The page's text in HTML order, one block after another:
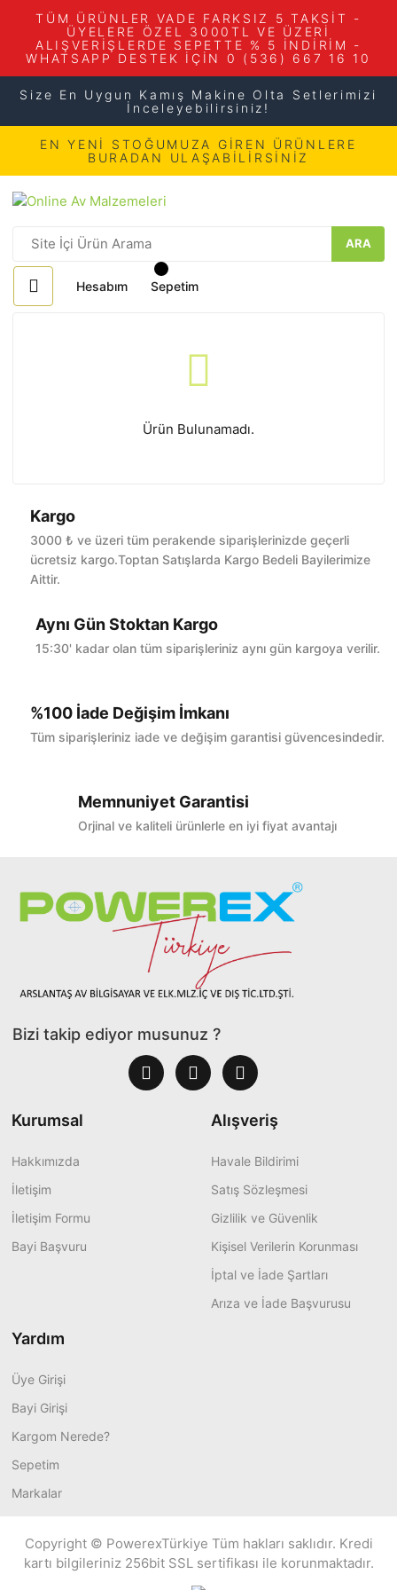
TÜM ÜRÜNLER VADE FARKSIZ 5 TAKSİT -
ÜYELERE ÖZEL 3000TL VE ÜZERİ
ALIŞVERİŞLERDE SEPETTE % 5 İNDİRİM -
WHATSAPP DESTEK İÇİN 0 (536) 667 16 10
Size En Uygun Kamış Makine Olta Setlerimizi
İnceleyebilirsiniz!
EN YENİ STOĞUMUZA GİREN ÜRÜNLERE
BURADAN ULAŞABİLİRSİNİZ
ARA
Hesabım Sepetim
Ürün Bulunamadı.
Kargo
3000 ₺ ve üzeri tüm perakende siparişlerinizde geçerli
ücretsiz kargo.Toptan Satışlarda Kargo Bedeli Bayilerimize
Aittir.
Aynı Gün Stoktan Kargo
15:30' kadar olan tüm siparişleriniz aynı gün kargoya verilir.
%100 İade Değişim İmkanı
Tüm siparişleriniz iade ve değişim garantisi güvencesindedir.
Memnuniyet Garantisi
Orjinal ve kaliteli ürünlerle en iyi fiyat avantajı
Bizi takip ediyor musunuz ?
Kurumsal
Hakkımızda
İletişim
İletişim Formu
Bayi Başvuru
Alışveriş
Havale Bildirimi
Satış Sözleşmesi
Gizlilik ve Güvenlik
Kişisel Verilerin Korunması
İptal ve İade Şartları
Arıza ve İade Başvurusu
Yardım
Üye Girişi
Bayi Girişi
Kargom Nerede?
Sepetim
Markalar
Copyright © PowerexTürkiye Tüm hakları saklıdır. Kredi
kartı bilgileriniz 256bit SSL sertifikası ile korunmaktadır.